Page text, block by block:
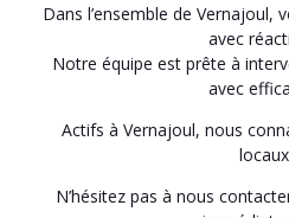
Dans l’ensemble de Vernajoul,
avec
Notre équipe est prête à
avec
Actifs à Vernajoul, nous
N’hésitez pas à nous